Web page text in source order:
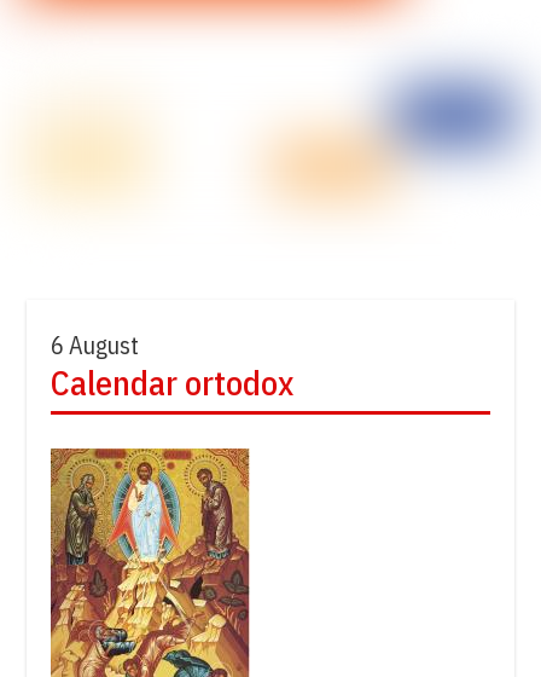
6 August
Calendar ortodox